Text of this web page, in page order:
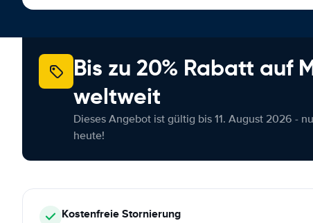
Bis zu 20% Rabatt auf
weltweit
Dieses Angebot ist gültig bis 11. August 2026 -
heute!
KostenfreieStornierung